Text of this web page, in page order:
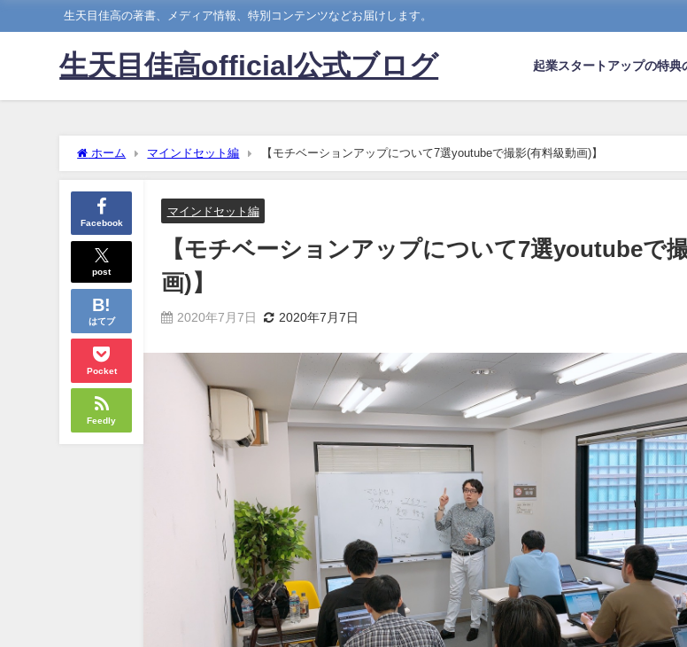
生天目佳高の著書、メディア情報、特別コンテンツなどお届けします。
生天目佳高official公式ブログ 起業スタートアップの特
ホーム マインドセット編 【モチベーションアップについて7選youtubeで撮影(有料級動画)】
Facebook
post
はてブ
Pocket
Feedly
マインドセット編
【モチベーションアップについて7選youtubeで
画)】
2020年7月7日 2020年7月7日